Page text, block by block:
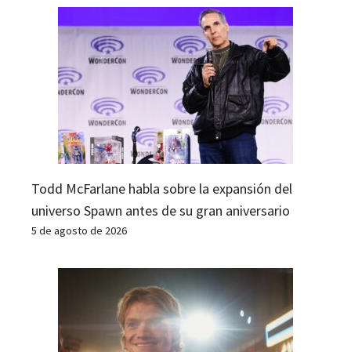
Todd McFarlane habla sobre la expansión del
universo Spawn antes de su gran aniversario
5 de agosto de 2026